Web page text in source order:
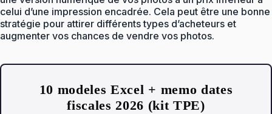
celui d’une impression encadrée. Cela peut être une bonne
stratégie pour attirer différents types d’acheteurs et
augmenter vos chances de vendre vos photos.
10 modeles Excel + memo dates
fiscales 2026 (kit TPE)